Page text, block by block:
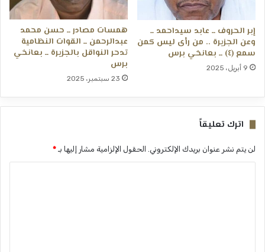
إبر الحروف ــ عابد سيداحمد ــ
وعن الجزيرة .. من رأى ليس كمن
سمع (٤) ــ بعانخي برس
9 أبريل، 2025
همسات مصادر ــ حسن محمد
عبدالرحمن ــ القوات النظامية
تدحر النواقل بالجزيرة ــ بعانخي
برس
23 سبتمبر، 2025
اترك تعليقاً
لن يتم نشر عنوان بريدك الإلكتروني. الحقول الإلزامية مشار إليها بـ *